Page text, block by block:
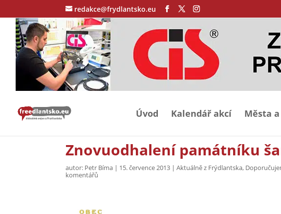
redakce@frydlantsko.eu
Úvod Kalendář akcí Města
Znovuodhalení památníku
autor: Petr Bíma | 15. července 2013 |Aktuálně z Frýdlantska,
komentářů